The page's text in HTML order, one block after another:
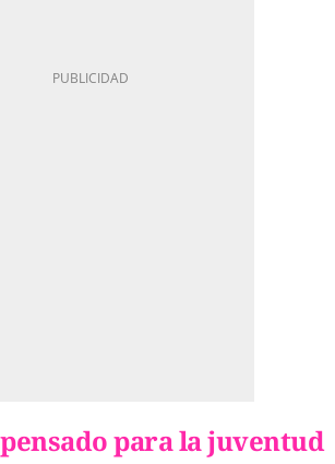
para la juventud